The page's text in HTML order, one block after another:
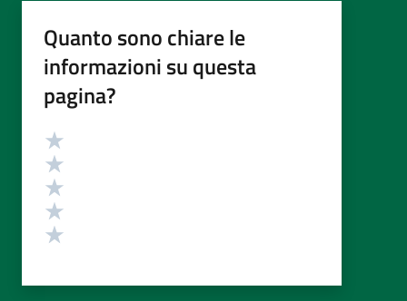
Quanto sono chiare le
informazioni su questa
pagina?
Valutazione